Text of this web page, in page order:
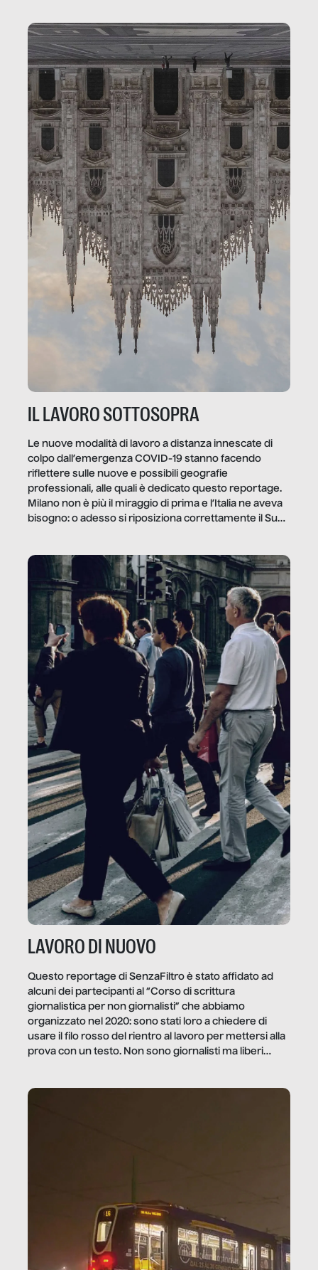
IL LAVORO SOTTOSOPRA
Le nuove modalità di lavoro a distanza innescate di
colpo dall’emergenza COVID-19 stanno facendo
riflettere sulle nuove e possibili geografie
professionali, alle quali è dedicato questo reportage.
Milano non è più il miraggio di prima e l’Italia ne aveva
bisogno: o adesso si riposiziona correttamente il Sud
LAVORO DI NUOVO
Questo reportage di SenzaFiltro è stato affidato ad
alcuni dei partecipanti al “Corso di scrittura
giornalistica per non giornalisti” che abbiamo
organizzato nel 2020: sono stati loro a chiedere di
usare il filo rosso del rientro al lavoro per mettersi alla
prova con un testo. Non sono giornalisti ma liberi